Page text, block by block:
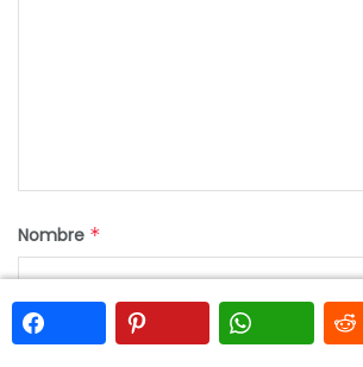
Nombre *
Correo electrónico*